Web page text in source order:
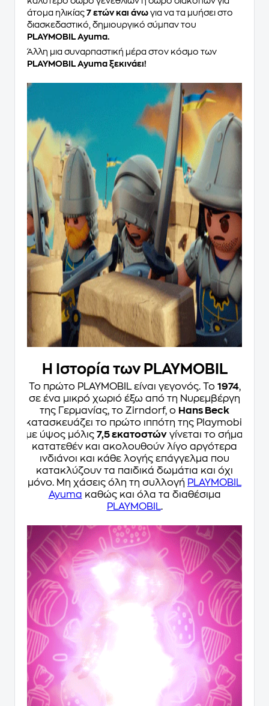
άτομα ηλικίας 7 ετών και άνω για να τα μυήσει στο
διασκεδαστικό, δημιουργικό σύμπαν του
PLAYMOBIL Ayuma.
Άλλη μια συναρπαστική μέρα στoν κόσμο των
PLAYMOBIL Ayuma ξεκινάει!
Η Ιστορία των PLAYMOBIL
Το πρώτο PLAYMOBIL είναι γεγονός. Το 1974,
σε ένα μικρό χωριό έξω από τη Νυρεμβέργη
της Γερμανίας, το Zirndorf, ο Hans Beck
κατασκευάζει το πρώτο ιππότη της Playmobil
με ύψος μόλις 7,5 εκατοστών γίνεται το σήμα
κατατεθέν και ακολουθούν λίγο αργότερα
ινδιάνοι και κάθε λογής επάγγελμα που
κατακλύζουν τα παιδικά δωμάτια και όχι
μόνο. Μη χάσεις όλη τη συλλογή PLAYMOBIL
Ayuma καθώς και όλα τα διαθέσιμα
PLAYMOBIL.